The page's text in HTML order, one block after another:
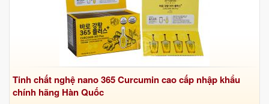
Tinh chất nghệ nano 365 Curcumin cao cấp nhập khẩu
chính hãng Hàn Quốc